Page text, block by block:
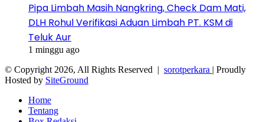
Pipa Limbah Masih Nangkring, Check Dam Mati,
DLH Rohul Verifikasi Aduan Limbah PT. KSM di
Teluk Aur
1 minggu ago
© Copyright 2026, All Rights Reserved | sorotperkara | Proudly
Hosted by SiteGround
Home
Tentang